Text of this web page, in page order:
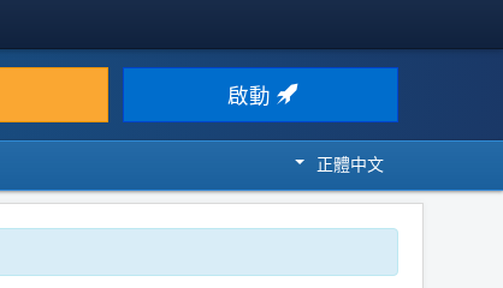
啟動
正體中文